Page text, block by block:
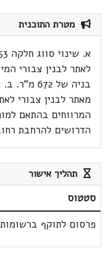
מטרת התוכנית
לאתר לבנין צבורי
מאתר לבנין צבורי
המרווחים בהתאם
הדרושים להרחבת
תהליך אישור
סטטוס
פרסום לתוקף ברשומות